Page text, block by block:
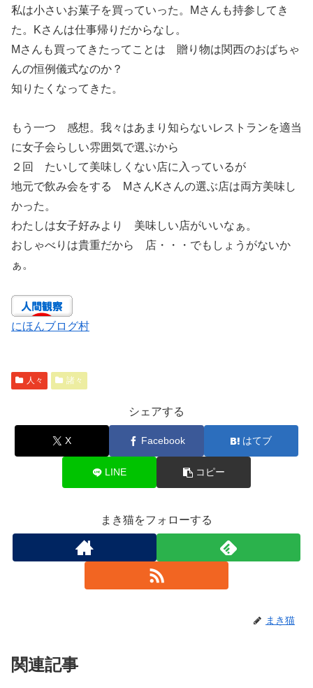
私は小さいお菓子を買っていった。Mさんも持参してき
た。Kさんは仕事帰りだからなし。
Mさんも買ってきたってことは 贈り物は関西のおばちゃ
んの恒例儀式なのか？
知りたくなってきた。
もう一つ 感想。我々はあまり知らないレストランを適当
に女子会らしい雰囲気で選ぶから
２回 たいして美味しくない店に入っているが
地元で飲み会をする MさんKさんの選ぶ店は両方美味し
かった。
わたしは女子好みより 美味しい店がいいなぁ。
おしゃべりは貴重だから 店・・・でもしょうがないか
ぁ。
にほんブログ村
人々 諸々
シェアする
X Facebook はてブ
LINE コピー
まき猫をフォローする
まき猫
関連記事